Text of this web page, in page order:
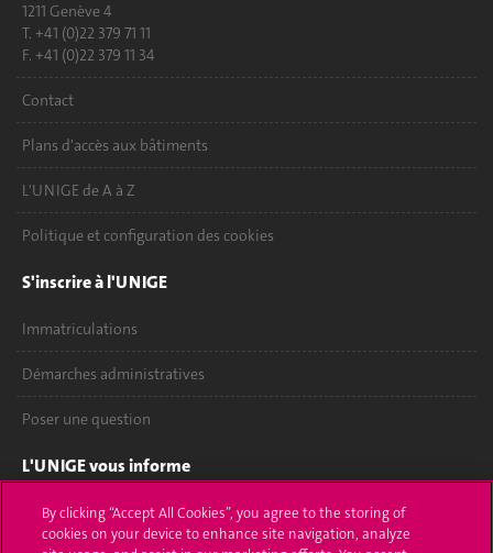
1211 Genève 4
T. +41 (0)22 379 71 11
F. +41 (0)22 379 11 34
Contact
Plans d'accès aux bâtiments
L'UNIGE de A à Z
Politique et configuration des cookies
S'inscrire à l'UNIGE
Immatriculations
Démarches administratives
Poser une question
L'UNIGE vous informe
UNIGE Mobile
By clicking “Accept All Cookies”, you agree to the storing of
cookies on your device to enhance site navigation, analyze